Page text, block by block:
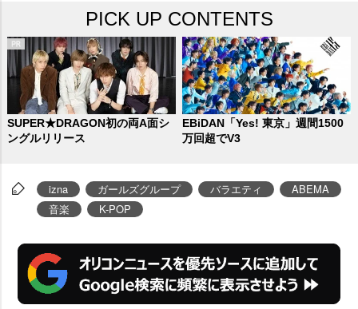
PICK UP CONTENTS
SUPER★DRAGON初の両A面シ
ングルリリース
EBiDAN「Yes! 東京」週間1500
万回超でV3
izna ガールズグループ バラエティ
ABEMA
音楽
K-POP